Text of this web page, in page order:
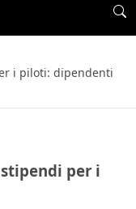
i piloti: dipendenti
per i